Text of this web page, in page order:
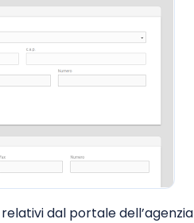
dal portale dell’agenzia